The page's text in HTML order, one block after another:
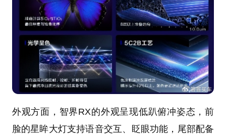
外观方面，智界RX的外观呈现低趴俯冲姿态，前
脸的星眸大灯支持语音交互、眨眼功能，尾部配备